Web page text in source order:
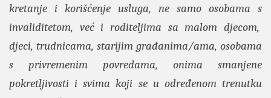
kretanje i korišćenje usluga, ne samo osobama s
invaliditetom, već i roditeljima sa malom djecom,
djeci, trudnicama, starijim građanima/ama, osobama
s privremenim povredama, onima smanjene
pokretljivosti i svima koji se u određenom trenutku